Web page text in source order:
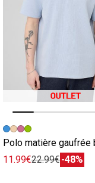
Image précédente
Image suivante
Polo matière gaufrée
11.99€22.99€-48%